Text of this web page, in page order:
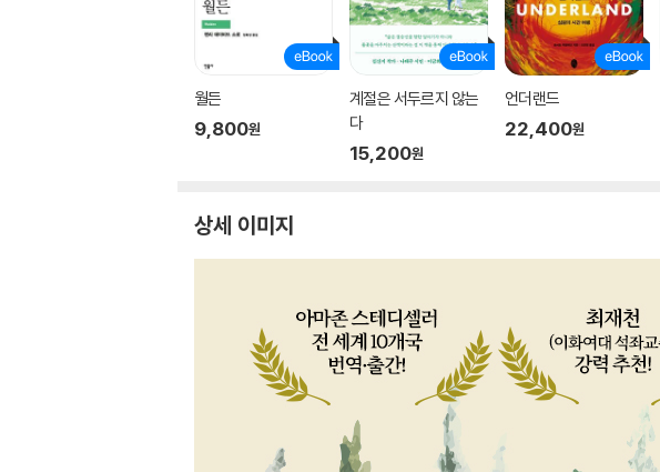
월든
9,800원
계절은 서두르지 않는
다
15,200원
언더랜드
22,400원
상세 이미지